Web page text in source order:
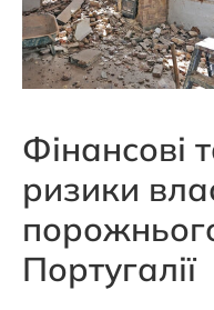
Фінансові
ризики
Португалії